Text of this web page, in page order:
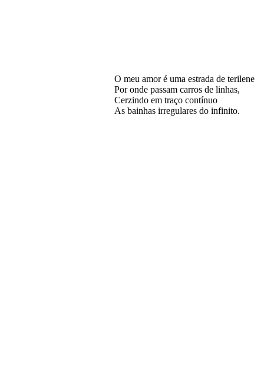
O meu amor é uma estrada de terilene
Por onde passam carros de linhas,
Cerzindo em traço contínuo
As bainhas irregulares do infinito.